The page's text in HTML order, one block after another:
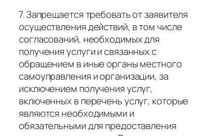
7. Запрещается требовать от заявителя
осуществления действий, в том числе
согласований, необходимых для
получения услуги и связанных с
обращением в иные органы местного
самоуправления и организации, за
исключением получения услуг,
включенных в перечень услуг, которые
являются необходимыми и
обязательными для предоставления